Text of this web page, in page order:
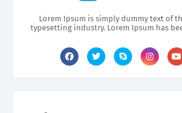
Lorem Ipsum is simply dummy text of
typesetting industry. Lorem Ipsum has